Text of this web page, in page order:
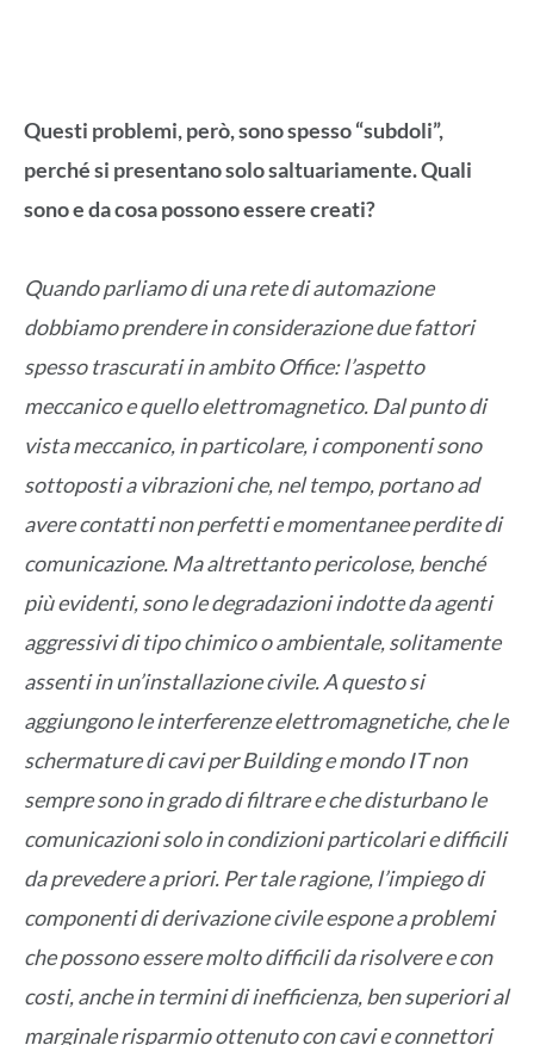
Questi problemi, però, sono spesso “subdoli”,
perché si presentano solo saltuariamente. Quali
sono e da cosa possono essere creati?
Quando parliamo di una rete di automazione
dobbiamo prendere in considerazione due fattori
spesso trascurati in ambito Office: l’aspetto
meccanico e quello elettromagnetico. Dal punto di
vista meccanico, in particolare, i componenti sono
sottoposti a vibrazioni che, nel tempo, portano ad
avere contatti non perfetti e momentanee perdite di
comunicazione. Ma altrettanto pericolose, benché
più evidenti, sono le degradazioni indotte da agenti
aggressivi di tipo chimico o ambientale, solitamente
assenti in un’installazione civile. A questo si
aggiungono le interferenze elettromagnetiche, che le
schermature di cavi per Building e mondo IT non
sempre sono in grado di filtrare e che disturbano le
comunicazioni solo in condizioni particolari e difficili
da prevedere a priori. Per tale ragione, l’impiego di
componenti di derivazione civile espone a problemi
che possono essere molto difficili da risolvere e con
costi, anche in termini di inefficienza, ben superiori al
marginale risparmio ottenuto con cavi e connettori